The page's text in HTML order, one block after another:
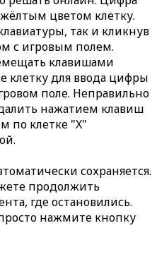
цветом клетку.
так и кликнув
с игровым полем.
клавишами
клетку для ввода цифры
поле. Неправильно
нажатием клавиш
по клетке "X"
сохраняется.
продолжить
где остановились.
нажмите кнопку